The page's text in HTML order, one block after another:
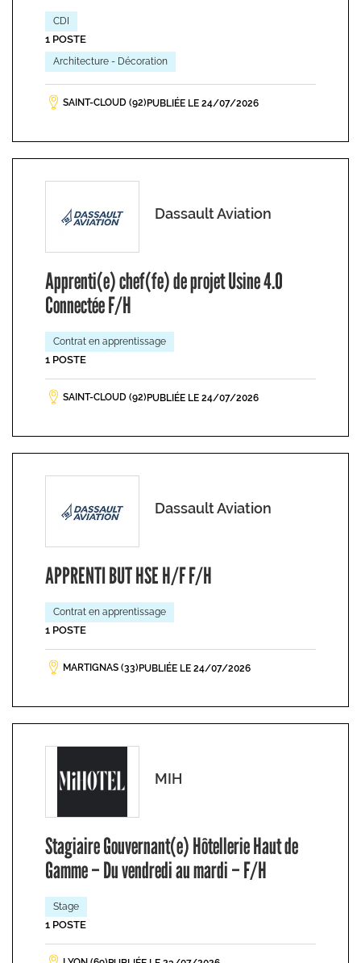
CDI
1 POSTE
Architecture - Décoration
SAINT-CLOUD (92) PUBLIÉE LE 24/07/2026
Dassault Aviation
Apprenti(e) chef(fe) de projet Usine 4.0
Connectée F/H
Contrat en apprentissage
1 POSTE
SAINT-CLOUD (92) PUBLIÉE LE 24/07/2026
Dassault Aviation
APPRENTI BUT HSE H/F F/H
Contrat en apprentissage
1 POSTE
MARTIGNAS (33) PUBLIÉE LE 24/07/2026
MIH
Stagiaire Gouvernant(e) Hôtellerie Haut de
Gamme – Du vendredi au mardi – F/H
Stage
1 POSTE